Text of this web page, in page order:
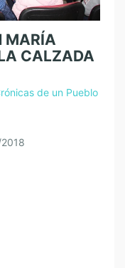
MARÍA
CALZADA
de un Pueblo